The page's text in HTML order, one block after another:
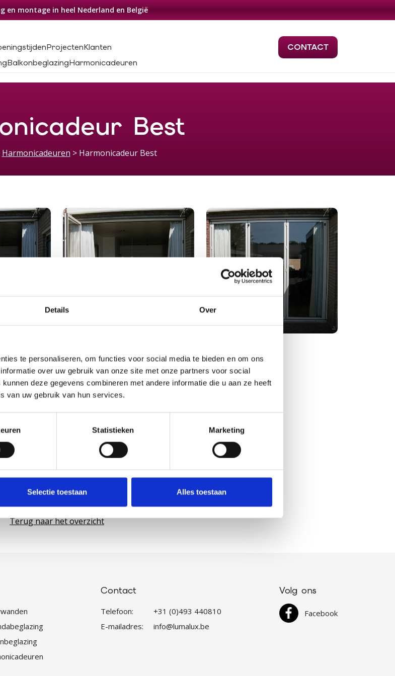
Details Over
te personaliseren, om functies voor social media te bieden en om ons
over uw gebruik van onze site met onze partners voor social
deze gegevens combineren met andere informatie die u aan ze heeft
van uw gebruik van hun services.
Statistieken Marketing
Selectie toestaan Alles toestaan
en montage in heel Nederland en België
ProjectenKlanten
BalkonbeglazingHarmonicadeuren
CONTACT
Best
Harmonicadeuren > Harmonicadeur Best
Terug naar het overzicht
Contact
Telefoon:
+31 (0)493 440810
E-mailadres:
info@lumalux.be
Volg ons
Facebook